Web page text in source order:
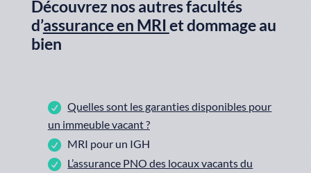
Découvrez nos autres facultés
d’assurance en MRIetdommage au
bien
Quelles sont les garanties disponibles pour
un immeuble vacant ?
MRI pour un IGH
L’assurance PNO des locaux vacants du